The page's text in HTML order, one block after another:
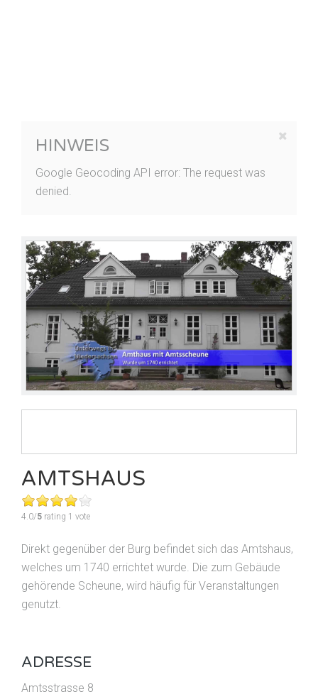
HINWEIS
Google Geocoding API error: The request was
denied.
AMTSHAUS
4.0/5 rating 1 vote
Direkt gegenüber der Burg befindet sich das Amtshaus,
welches um 1740 errichtet wurde. Die zum Gebäude
gehörende Scheune, wird häufig für Veranstaltungen
genutzt.
ADRESSE
Amtsstrasse 8